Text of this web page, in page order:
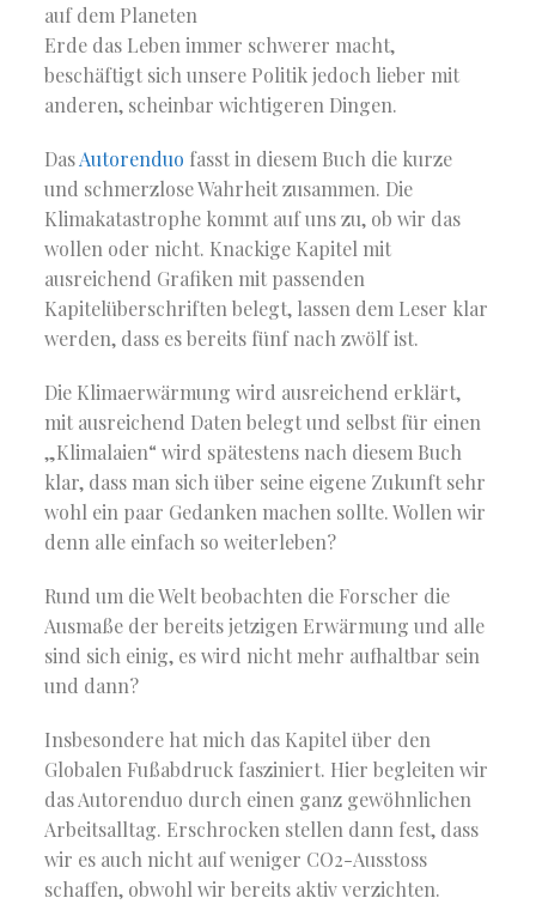
auf dem Planeten
Erde das Leben immer schwerer macht,
beschäftigt sich unsere Politik jedoch lieber mit
anderen, scheinbar wichtigeren Dingen.
DasAutorenduo fasst in diesem Buch die kurze
und schmerzlose Wahrheit zusammen. Die
Klimakatastrophe kommt auf uns zu, ob wir das
wollen oder nicht. Knackige Kapitel mit
ausreichend Grafiken mit passenden
Kapitelüberschriften belegt, lassen dem Leser klar
werden, dass es bereits fünf nach zwölf ist.
Die Klimaerwärmung wird ausreichend erklärt,
mit ausreichend Daten belegt und selbst für einen
„Klimalaien“ wird spätestens nach diesem Buch
klar, dass man sich über seine eigene Zukunft sehr
wohl ein paar Gedanken machen sollte. Wollen wir
denn alle einfach so weiterleben?
Rund um die Welt beobachten die Forscher die
Ausmaße der bereits jetzigen Erwärmung und alle
sind sich einig, es wird nicht mehr aufhaltbar sein
und dann?
Insbesondere hat mich das Kapitel über den
Globalen Fußabdruck fasziniert. Hier begleiten wir
das Autorenduo durch einen ganz gewöhnlichen
Arbeitsalltag. Erschrocken stellen dann fest, dass
wir es auch nicht auf weniger CO2-Ausstoss
schaffen, obwohl wir bereits aktiv verzichten.